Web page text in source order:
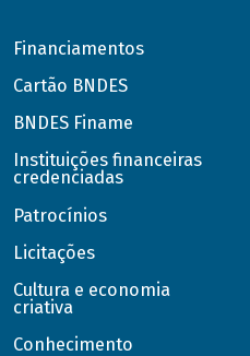
Financiamentos
Cartão BNDES
BNDES Finame
Instituições financeiras
credenciadas
Patrocínios
Licitações
Cultura e economia
criativa
Conhecimento